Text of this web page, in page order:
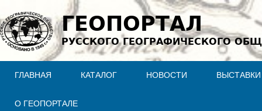
Jump to navigation
ГЕОПОРТАЛ
РУССКОГО ГЕОГРАФИЧЕСКОГО
ГЛАВНАЯ КАТАЛОГ НОВОСТИ ВЫСТАВКИ
О ГЕОПОРТАЛЕ